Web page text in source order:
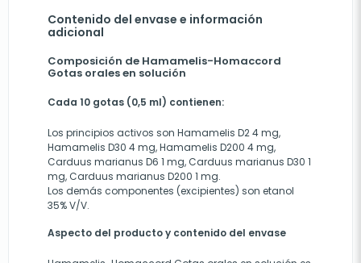
Contenido del envase e información
adicional
Composición de Hamamelis-Homaccord
Gotas orales en solución
Cada 10 gotas (0,5 ml) contienen:
Los principios activos son Hamamelis D2 4 mg,
Hamamelis D30 4 mg, Hamamelis D200 4 mg,
Carduus marianus D6 1 mg, Carduus marianus D30 1
mg, Carduus marianus D200 1 mg.
Los demás componentes (excipientes) son etanol
35% V/V.
Aspecto del producto y contenido del envase